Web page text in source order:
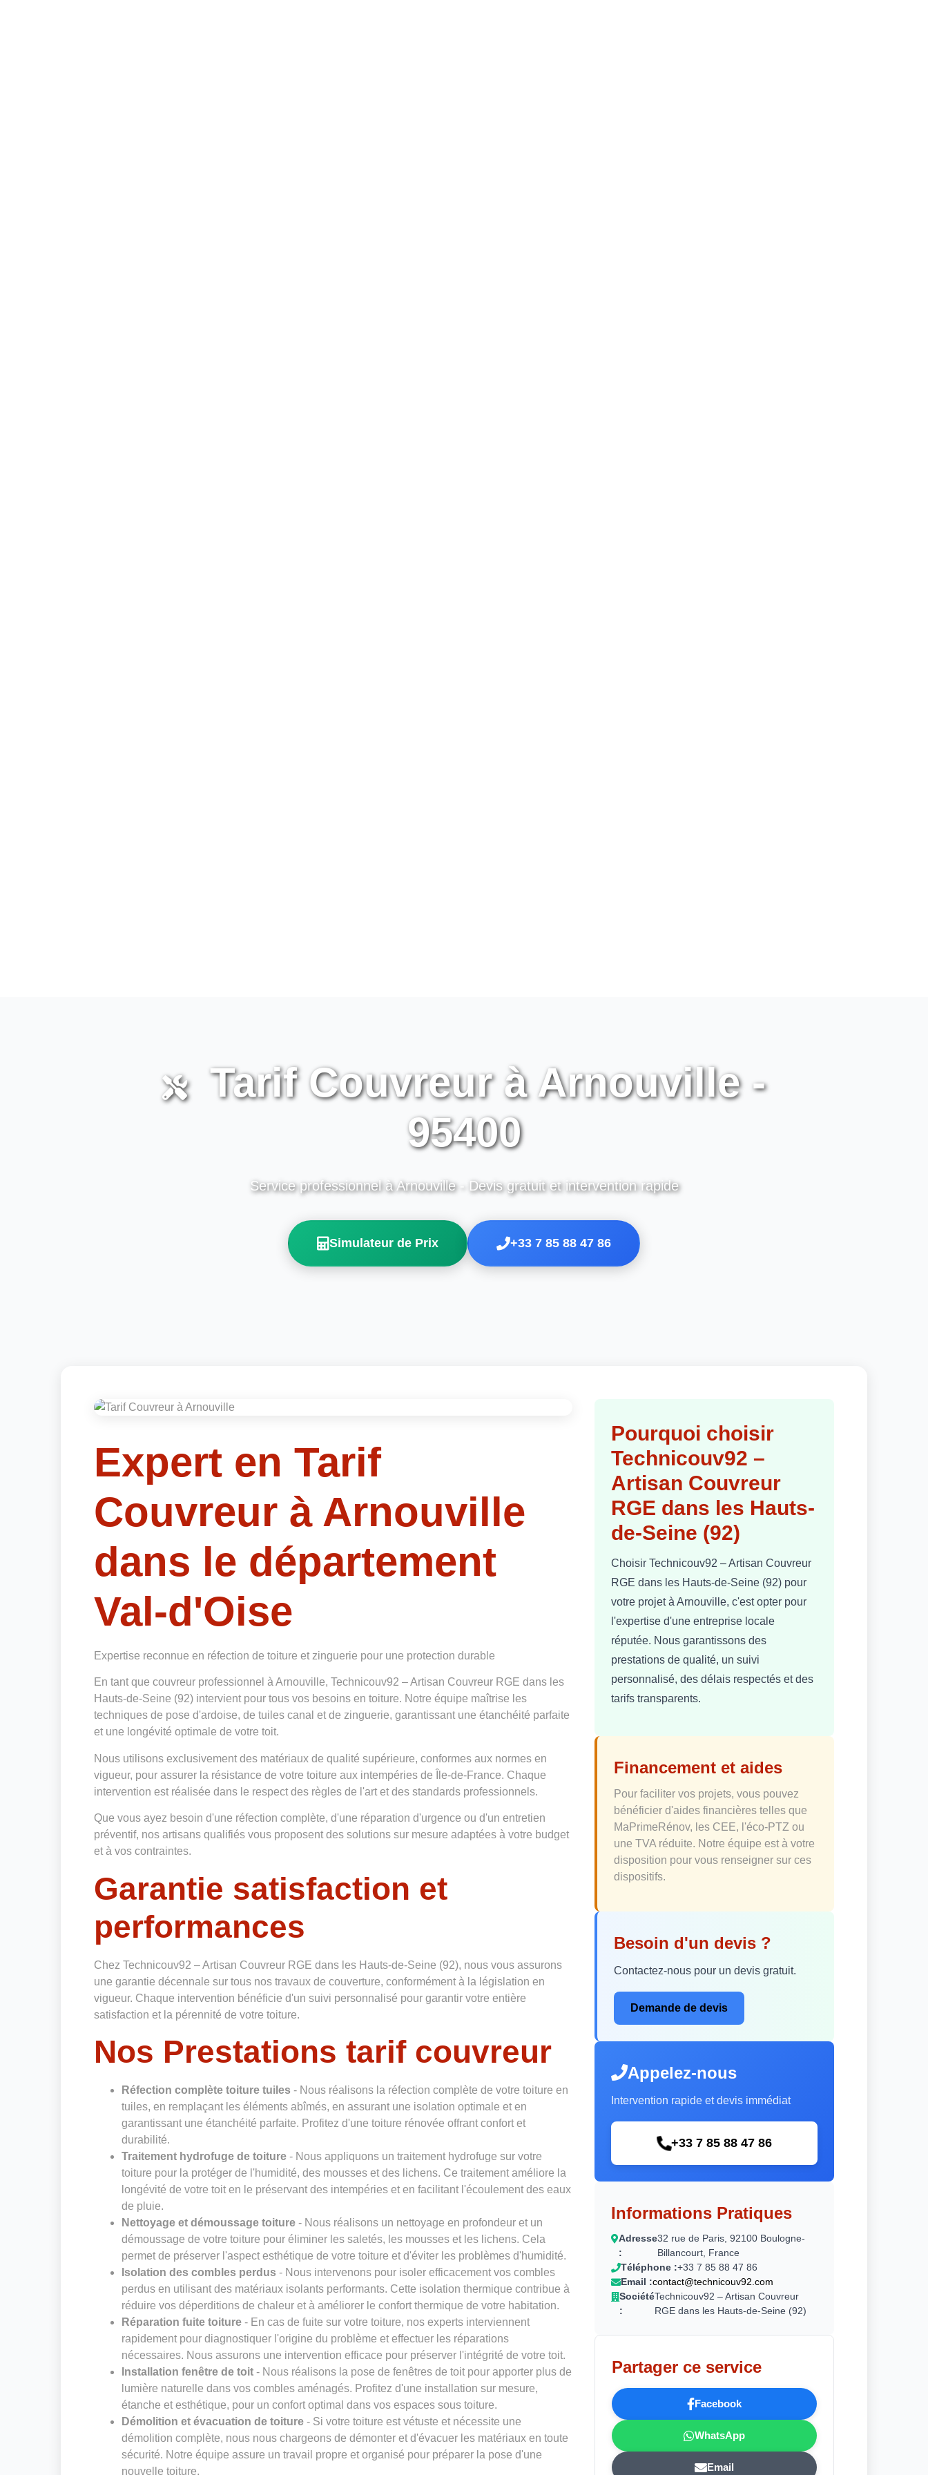
Tarif Couvreur à Arnouville -
95400
Service professionnel à Arnouville - Devis gratuit et intervention rapide
Simulateur de Prix +33 7 85 88 47 86
Expert en Tarif
Couvreur à Arnouville
dans le département
Val-d'Oise
Expertise reconnue en réfection de toiture et zinguerie pour une protection durable
En tant que couvreur professionnel à Arnouville, Technicouv92 – Artisan Couvreur RGE dans les
Hauts-de-Seine (92) intervient pour tous vos besoins en toiture. Notre équipe maîtrise les
techniques de pose d'ardoise, de tuiles canal et de zinguerie, garantissant une étanchéité parfaite
et une longévité optimale de votre toit.
Nous utilisons exclusivement des matériaux de qualité supérieure, conformes aux normes en
vigueur, pour assurer la résistance de votre toiture aux intempéries de Île-de-France. Chaque
intervention est réalisée dans le respect des règles de l'art et des standards professionnels.
Que vous ayez besoin d'une réfection complète, d'une réparation d'urgence ou d'un entretien
préventif, nos artisans qualifiés vous proposent des solutions sur mesure adaptées à votre budget
et à vos contraintes.
Garantie satisfaction et
performances
Chez Technicouv92 – Artisan Couvreur RGE dans les Hauts-de-Seine (92), nous vous assurons
une garantie décennale sur tous nos travaux de couverture, conformément à la législation en
vigueur. Chaque intervention bénéficie d'un suivi personnalisé pour garantir votre entière
satisfaction et la pérennité de votre toiture.
Nos Prestations tarif couvreur
Réfection complète toiture tuiles - Nous réalisons la réfection complète de votre toiture en
tuiles, en remplaçant les éléments abîmés, en assurant une isolation optimale et en
garantissant une étanchéité parfaite. Profitez d'une toiture rénovée offrant confort et
durabilité.
Traitement hydrofuge de toiture - Nous appliquons un traitement hydrofuge sur votre
toiture pour la protéger de l'humidité, des mousses et des lichens. Ce traitement améliore la
longévité de votre toit en le préservant des intempéries et en facilitant l'écoulement des eaux
de pluie.
Nettoyage et démoussage toiture - Nous réalisons un nettoyage en profondeur et un
démoussage de votre toiture pour éliminer les saletés, les mousses et les lichens. Cela
permet de préserver l'aspect esthétique de votre toiture et d'éviter les problèmes d'humidité.
Isolation des combles perdus - Nous intervenons pour isoler efficacement vos combles
perdus en utilisant des matériaux isolants performants. Cette isolation thermique contribue à
réduire vos déperditions de chaleur et à améliorer le confort thermique de votre habitation.
Réparation fuite toiture - En cas de fuite sur votre toiture, nos experts interviennent
rapidement pour diagnostiquer l'origine du problème et effectuer les réparations
nécessaires. Nous assurons une intervention efficace pour préserver l'intégrité de votre toit.
Installation fenêtre de toit - Nous réalisons la pose de fenêtres de toit pour apporter plus de
lumière naturelle dans vos combles aménagés. Profitez d'une installation sur mesure,
étanche et esthétique, pour un confort optimal dans vos espaces sous toiture.
Démolition et évacuation de toiture - Si votre toiture est vétuste et nécessite une
démolition complète, nous nous chargeons de démonter et d'évacuer les matériaux en toute
sécurité. Notre équipe assure un travail propre et organisé pour préparer la pose d'une
nouvelle toiture.
Pourquoi choisir
Technicouv92 –
Artisan Couvreur
RGE dans les Hauts-
de-Seine (92)
Choisir Technicouv92 – Artisan Couvreur
RGE dans les Hauts-de-Seine (92) pour
votre projet à Arnouville, c'est opter pour
l'expertise d'une entreprise locale
réputée. Nous garantissons des
prestations de qualité, un suivi
personnalisé, des délais respectés et des
tarifs transparents.
Financement et aides
Pour faciliter vos projets, vous pouvez
bénéficier d'aides financières telles que
MaPrimeRénov, les CEE, l'éco-PTZ ou
une TVA réduite. Notre équipe est à votre
disposition pour vous renseigner sur ces
dispositifs.
Besoin d'un devis ?
Contactez-nous pour un devis gratuit.
Demande de devis
Appelez-nous
Intervention rapide et devis immédiat
+33 7 85 88 47 86
Informations Pratiques
Adresse
:
32 rue de Paris, 92100 Boulogne-
Billancourt, France
Téléphone :+33 7 85 88 47 86
Email :contact@technicouv92.com
Société
:
Technicouv92 – Artisan Couvreur
RGE dans les Hauts-de-Seine (92)
Partager ce service
Facebook
WhatsApp
Email